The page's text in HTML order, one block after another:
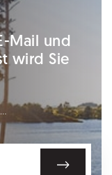
Mail und
wird Sie